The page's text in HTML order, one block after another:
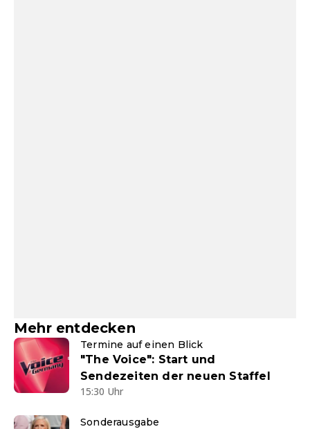
Mehr entdecken
Termine auf einen Blick
"The Voice": Start und
Sendezeiten der neuen Staffel
15:30 Uhr
Sonderausgabe